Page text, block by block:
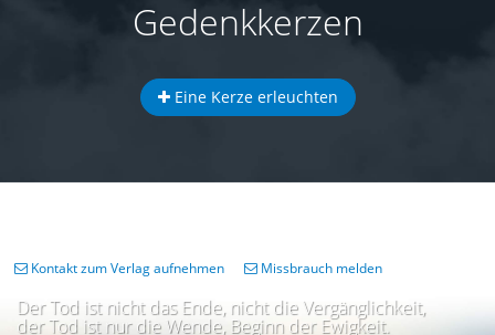
Gedenkkerzen
Eine Kerze erleuchten
Der Tod ist nicht das Ende, nicht die Vergänglichkeit,
der Tod ist nur die Wende, Beginn der Ewigkeit.
Kontakt zum Verlag aufnehmen Missbrauch melden